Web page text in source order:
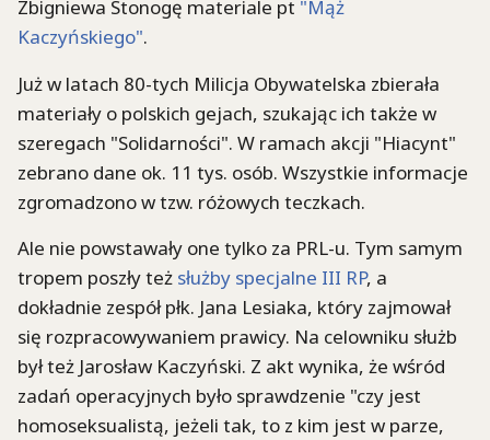
Zbigniewa Stonogę materiale pt "Mąż
Kaczyńskiego".
Już w latach 80-tych Milicja Obywatelska zbierała
materiały o polskich gejach, szukając ich także w
szeregach "Solidarności". W ramach akcji "Hiacynt"
zebrano dane ok. 11 tys. osób. Wszystkie informacje
zgromadzono w tzw. różowych teczkach.
Ale nie powstawały one tylko za PRL-u. Tym samym
tropem poszły też służby specjalne III RP, a
dokładnie zespół płk. Jana Lesiaka, który zajmował
się rozpracowywaniem prawicy. Na celowniku służb
był też Jarosław Kaczyński. Z akt wynika, że wśród
zadań operacyjnych było sprawdzenie "czy jest
homoseksualistą, jeżeli tak, to z kim jest w parze,